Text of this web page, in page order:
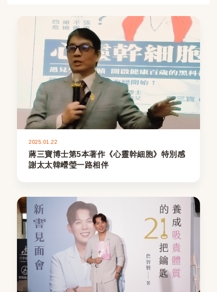
2025.01.22
蔣三寶博士第5本著作《心靈幹細胞》特別感
謝太太韓巆瑩一路相伴